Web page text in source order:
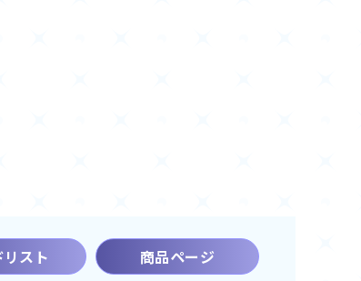
スト 商品ページ